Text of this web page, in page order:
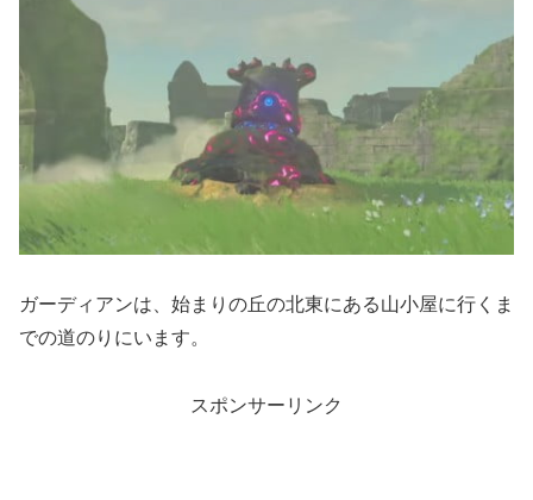
ガーディアンは、始まりの丘の北東にある山小屋に行くま
での道のりにいます。
スポンサーリンク